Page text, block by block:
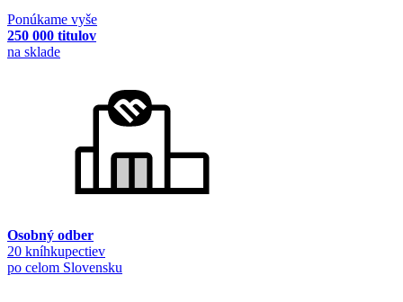
Ponúkame vyše
250 000 titulov
na sklade
Osobný odber
20 kníhkupectiev
po celom Slovensku